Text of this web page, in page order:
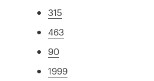
315
463
90
1999